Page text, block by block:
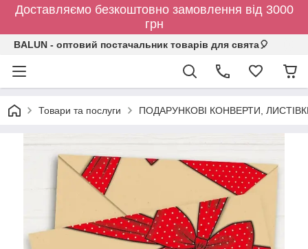
Доставляємо безкоштовно замовлення від 3000
грн
BALUN - оптовий постачальник товарів для свята🎈
Товари та послуги ПОДАРУНКОВІ КОНВЕРТИ,